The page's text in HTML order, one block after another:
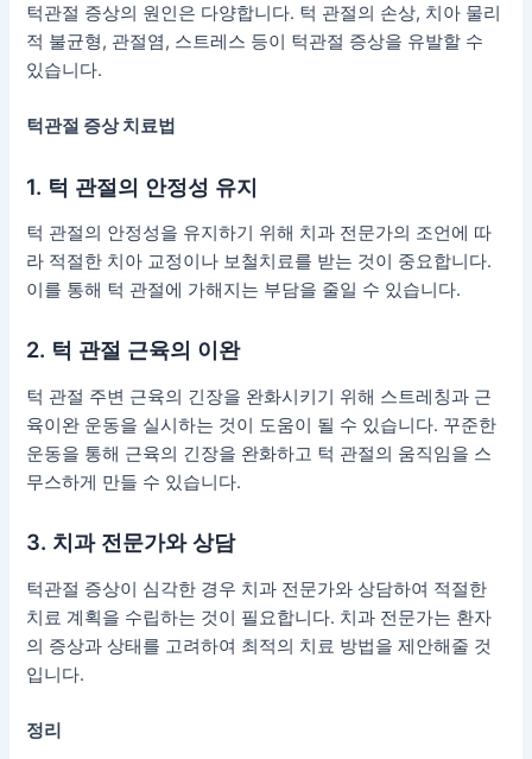
턱관절 증상의 원인은 다양합니다. 턱 관절의 손상, 치아 물리
적 불균형, 관절염, 스트레스 등이 턱관절 증상을 유발할 수
있습니다.
턱관절 증상 치료법
1. 턱 관절의 안정성 유지
턱 관절의 안정성을 유지하기 위해 치과 전문가의 조언에 따
라 적절한 치아 교정이나 보철치료를 받는 것이 중요합니다.
이를 통해 턱 관절에 가해지는 부담을 줄일 수 있습니다.
2. 턱 관절 근육의 이완
턱 관절 주변 근육의 긴장을 완화시키기 위해 스트레칭과 근
육이완 운동을 실시하는 것이 도움이 될 수 있습니다. 꾸준한
운동을 통해 근육의 긴장을 완화하고 턱 관절의 움직임을 스
무스하게 만들 수 있습니다.
3. 치과 전문가와 상담
턱관절 증상이 심각한 경우 치과 전문가와 상담하여 적절한
치료 계획을 수립하는 것이 필요합니다. 치과 전문가는 환자
의 증상과 상태를 고려하여 최적의 치료 방법을 제안해줄 것
입니다.
정리